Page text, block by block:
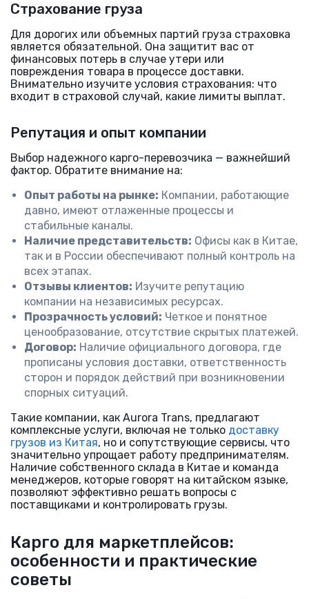
Страхование груза
Для дорогих или объемных партий груза страховка
является обязательной. Она защитит вас от
финансовых потерь в случае утери или
повреждения товара в процессе доставки.
Внимательно изучите условия страхования: что
входит в страховой случай, какие лимиты выплат.
Репутация и опыт компании
Выбор надежного карго-перевозчика — важнейший
фактор. Обратите внимание на:
Опыт работы на рынке: Компании, работающие
давно, имеют отлаженные процессы и
стабильные каналы.
Наличие представительств: Офисы как в Китае,
так и в России обеспечивают полный контроль на
всех этапах.
Отзывы клиентов: Изучите репутацию
компании на независимых ресурсах.
Прозрачность условий: Четкое и понятное
ценообразование, отсутствие скрытых платежей.
Договор: Наличие официального договора, где
прописаны условия доставки, ответственность
сторон и порядок действий при возникновении
спорных ситуаций.
Такие компании, как Aurora Trans, предлагают
комплексные услуги, включая не только доставку
грузов из Китая, но и сопутствующие сервисы, что
значительно упрощает работу предпринимателям.
Наличие собственного склада в Китае и команда
менеджеров, которые говорят на китайском языке,
позволяют эффективно решать вопросы с
поставщиками и контролировать грузы.
Карго для маркетплейсов:
особенности и практические
советы